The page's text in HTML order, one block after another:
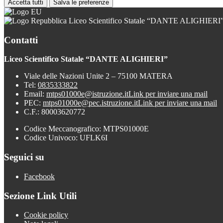
Accetta tutti Salva le preferenze
Liceo Scientifico Statale “DANTE
Contatti
Liceo Scientifico Statale “DANTE ALIGHIERI”
Viale delle Nazioni Unite 2 – 75100 MATERA
Tel: 0835333822
Email: mtps01000e@istruzione.itLink per inviare una mail
PEC: mtps01000e@pec.istruzione.itLink per inviare una mail
C.F.: 80003620772
Codice Meccanografico: MTPS01000E
Codice Univoco: UFLK6I
Seguici su
Facebook
Sezione Link Utili
Cookie policy